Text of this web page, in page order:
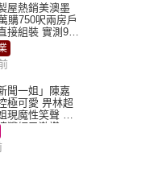
屋熱銷美澳墨
購750呎兩房戶
接組裝 實測9個
聞一姐」陳嘉
愛 畀林超
魔性笑聲 自
獲網民激讚